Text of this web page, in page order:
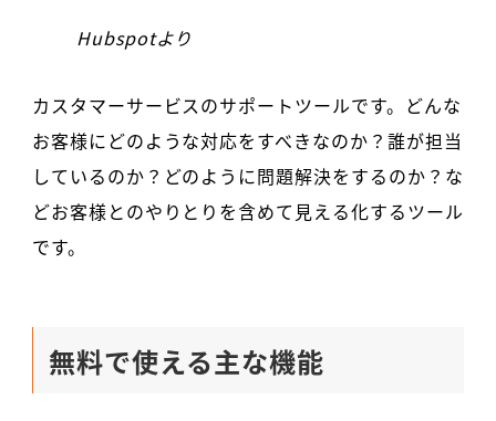
Hubspotより
カスタマーサービスのサポートツールです。どんな
お客様にどのような対応をすべきなのか？誰が担当
しているのか？どのように問題解決をするのか？な
どお客様とのやりとりを含めて見える化するツール
です。
無料で使える主な機能